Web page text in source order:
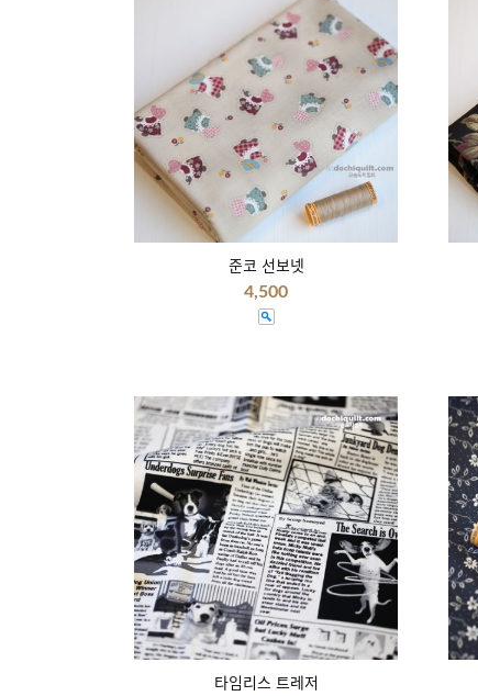
준코 선보넷
4,500
타임리스 트레저